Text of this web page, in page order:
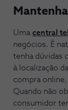
Uma central
negócios. É
tenha dúvidas
à localização
compra
Quando não
consumidor